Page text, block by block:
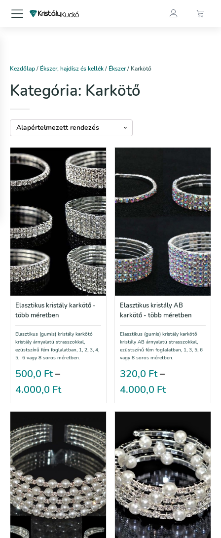
Kezdőlap/ Ékszer, hajdísz és kellék/ Ékszer/ Karkötő
Kategória: Karkötő
Elasztikus kristály karkötő -
több méretben
Elasztikus (gumis) kristály karkötő
kristály árnyalatú strasszokkal,
ezüstszínű fém foglalatban, 1, 2, 3, 4,
5, 6 vagy 8 soros méretben.
500,0 Ft–
4.000,0 Ft
Elasztikus kristály AB
karkötő - több méretben
Elasztikus (gumis) kristály karkötő
kristály AB árnyalatú strasszokkal,
ezüstszínű fém foglalatban, 1, 3, 5, 6
vagy 8 soros méretben.
320,0 Ft–
4.000,0 Ft